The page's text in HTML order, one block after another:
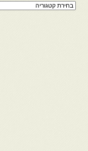
רשימת
הנושאים